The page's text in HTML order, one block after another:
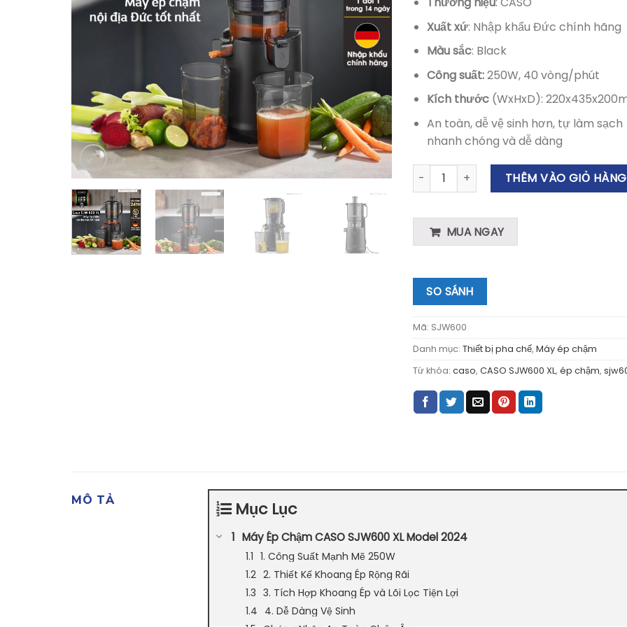
Xuất xứ: Nhập khẩu Đức chính hãng
Màu sắc: Black
Công suất:250W, 40 vòng/phút
Kích thước (WxHxD):
An toàn, dễ vệ sinh hơn, tự làm sạch
nhanh chóng và dễ dàng
Máy Ép Chậm CASO SJW600 XL Model
THÊM VÀO GIỎ HÀNG
MUA NGAY
SO SÁNH
Mã: SJW600
Danh mục: Thiết bị pha chế, Máy ép chậm
Từ khóa: caso, CASO SJW600 XL, ép chậm,
MÔ TẢ Mục Lục
Máy Ép Chậm CASO SJW600 XL Model 2024
1. Công Suất Mạnh Mẽ 250W
2. Thiết Kế Khoang Ép Rộng Rãi
3. Tích Hợp Khoang Ép và Lõi Lọc Tiện Lợi
4. Dễ Dàng Vệ Sinh